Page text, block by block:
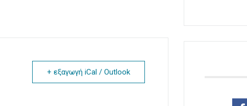
+ εξαγωγή iCal / Outlook